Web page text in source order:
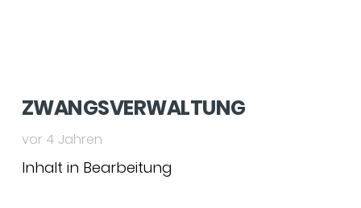
ZWANGSVERWALTUNG
vor 4 Jahren
Inhalt in Bearbeitung